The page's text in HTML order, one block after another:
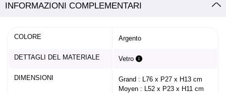
INFORMAZIONI COMPLEMENTARI
COLORE Argento
DETTAGLI DEL MATERIALE Vetro
DIMENSIONI
Grand : L76 x P27 x H13 cm
Moyen : L52 x P23 x H11 cm